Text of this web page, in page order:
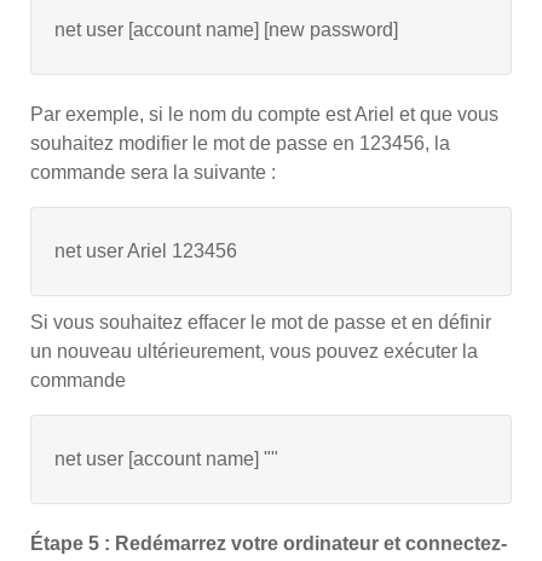
net user [account name] [new password]
Par exemple, si le nom du compte est Ariel et que vous
souhaitez modifier le mot de passe en 123456, la
commande sera la suivante :
net user Ariel 123456
Si vous souhaitez effacer le mot de passe et en définir
un nouveau ultérieurement, vous pouvez exécuter la
commande
net user [account name] ""
Étape 5 : Redémarrez votre ordinateur et connectez-